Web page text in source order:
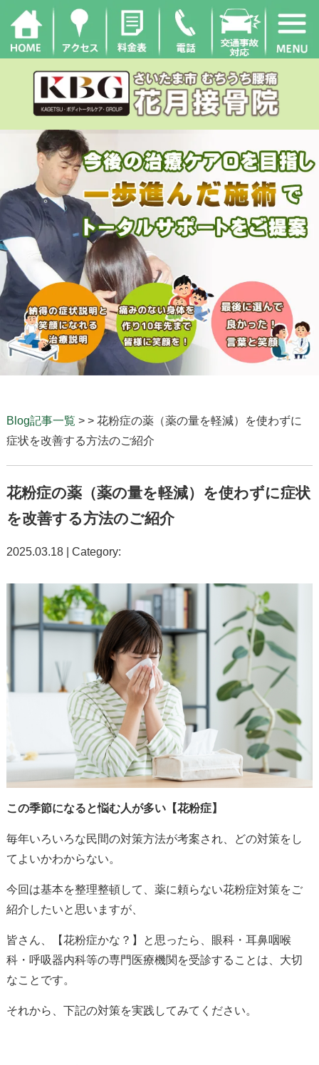
Blog記事一覧 > > 花粉症の薬（薬の量を軽減）を使わずに
症状を改善する方法のご紹介
花粉症の薬（薬の量を軽減）を使わずに症状
を改善する方法のご紹介
2025.03.18 | Category:
この季節になると悩む人が多い【花粉症】
毎年いろいろな民間の対策方法が考案され、どの対策をし
てよいかわからない。
今回は基本を整理整頓して、薬に頼らない花粉症対策をご
紹介したいと思いますが、
皆さん、【花粉症かな？】と思ったら、眼科・耳鼻咽喉
科・呼吸器内科等の専門医療機関を受診することは、大切
なことです。
それから、下記の対策を実践してみてください。